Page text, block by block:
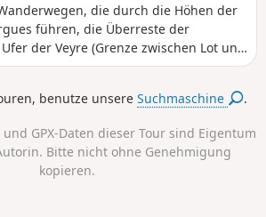
die durch die Höhen der
führen, die Überreste der
der Veyre (Grenze zwischen Lot und
gesamten Wanderung finden Sie
Die Wanderung führt hauptsächlich
Cantal.
benutze unsereSuchmaschine .
GPX-Daten dieser Tour sind Eigentum
Bitte nicht ohne Genehmigung
kopieren.